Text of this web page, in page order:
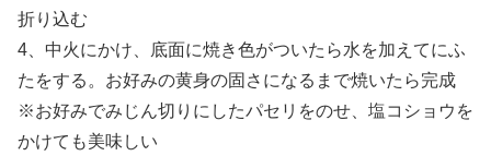
折り込む
4、中火にかけ、底面に焼き色がついたら水を加えてにふ
たをする。お好みの黄身の固さになるまで焼いたら完成
※お好みでみじん切りにしたパセリをのせ、塩コショウを
かけても美味しい